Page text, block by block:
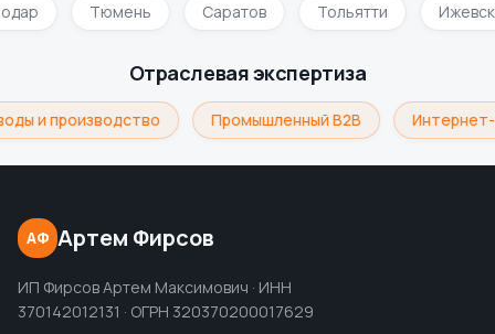
Тюмень Саратов Тольятти
Отраслевая экспертиза
и производство Промышленный B2B Интернет-
АФ Артем Фирсов
ИП Фирсов Артем Максимович · ИНН
370142012131 · ОГРН 320370200017629